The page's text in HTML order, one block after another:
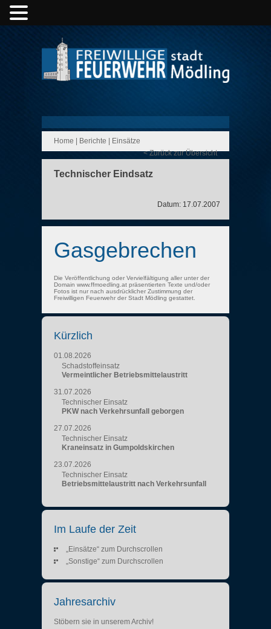
Home Berichte
Einsätze
< Zurück zur Übersicht
Technischer Eindsatz
Datum: 17.07.2007
Gasgebrechen
Die Veröffentlichung oder Vervielfältigung aller unter der
Domain www.ffmoedling.at präsentierten Texte und/oder
Fotos ist nur nach ausdrücklicher Zustimmung der
Freiwilligen Feuerwehr der Stadt Mödling gestattet.
Kürzlich
01.08.2026
Schadstoffeinsatz
Vermeintlicher Betriebsmittelaustritt
31.07.2026
Technischer Einsatz
PKW nach Verkehrsunfall geborgen
27.07.2026
Technischer Einsatz
Kraneinsatz in Gumpoldskirchen
23.07.2026
Technischer Einsatz
Betriebsmittelaustritt nach Verkehrsunfall
Im Laufe der Zeit
„Einsätze“ zum Durchscrollen
„Sonstige“ zum Durchscrollen
Jahresarchiv
Stöbern sie in unserem Archiv!